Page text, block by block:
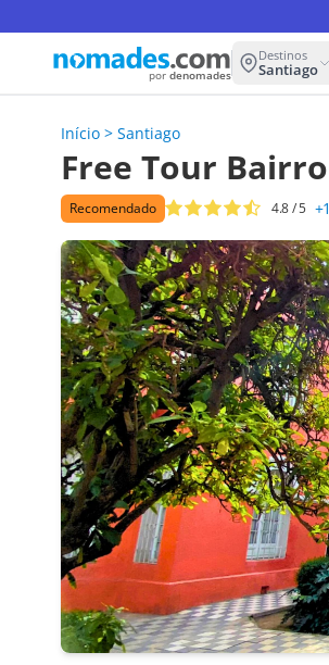
por denomades
Destinos
Santiago
Início > Santiago
Free Tour
Recomendado 4.8/ 5